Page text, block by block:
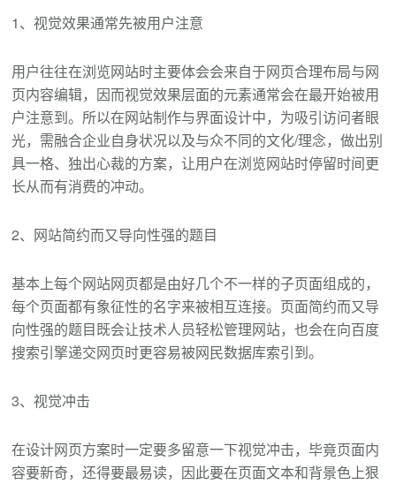
1、视觉效果通常先被用户注意
用户往往在浏览网站时主要体会会来自于网页合理布局与网
页内容编辑，因而视觉效果层面的元素通常会在最开始被用
户注意到。所以在网站制作与界面设计中，为吸引访问者眼
光，需融合企业自身状况以及与众不同的文化/理念，做出别
具一格、独出心裁的方案，让用户在浏览网站时停留时间更
长从而有消费的冲动。
2、网站简约而又导向性强的题目
基本上每个网站网页都是由好几个不一样的子页面组成的，
每个页面都有象征性的名字来被相互连接。页面简约而又导
向性强的题目既会让技术人员轻松管理网站，也会在向百度
搜索引擎递交网页时更容易被网民数据库索引到。
3、视觉冲击
在设计网页方案时一定要多留意一下视觉冲击，毕竟页面内
容要新奇，还得要最易读，因此要在页面文本和背景色上狠